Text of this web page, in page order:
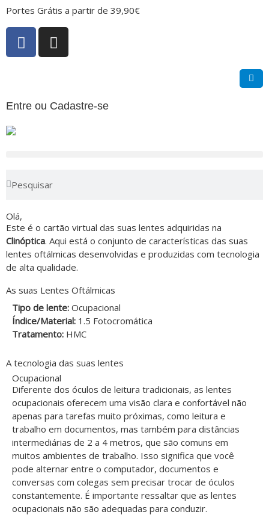
Portes Grátis a partir de 39,90€
Entre ou Cadastre-se
Olá,
Este é o cartão virtual das suas lentes adquiridas na
Clinóptica. Aqui está o conjunto de características das suas
lentes oftálmicas desenvolvidas e produzidas com tecnologia
de alta qualidade.
As suas Lentes Oftálmicas
Tipo de lente: Ocupacional
Índice/Material: 1.5 Fotocromática
Tratamento: HMC
A tecnologia das suas lentes
Ocupacional
Diferente dos óculos de leitura tradicionais, as lentes
ocupacionais oferecem uma visão clara e confortável não
apenas para tarefas muito próximas, como leitura e
trabalho em documentos, mas também para distâncias
intermediárias de 2 a 4 metros, que são comuns em
muitos ambientes de trabalho. Isso significa que você
pode alternar entre o computador, documentos e
conversas com colegas sem precisar trocar de óculos
constantemente. É importante ressaltar que as lentes
ocupacionais não são adequadas para conduzir.